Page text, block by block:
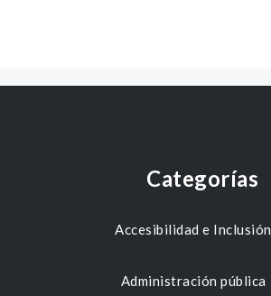
Categorías
Accesibilidad e Inclusión
Administración pública